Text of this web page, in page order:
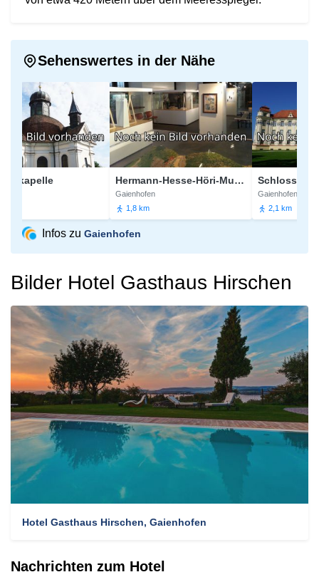
Sehenswertes in der Nähe
Hermann-Hesse-Höri-Museum
Gaienhofen
1,8 km
Schloss
Gaienhofen
2,1 km
Infos zu Gaienhofen
Bilder Hotel Gasthaus Hirschen
Hotel Gasthaus Hirschen, Gaienhofen
Nachrichten zum Hotel